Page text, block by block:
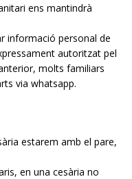
ens mantindrà
informació personal de
autoritzat pel
molts familiars
via whatsapp.
estarem amb el pare,
en una cesària no